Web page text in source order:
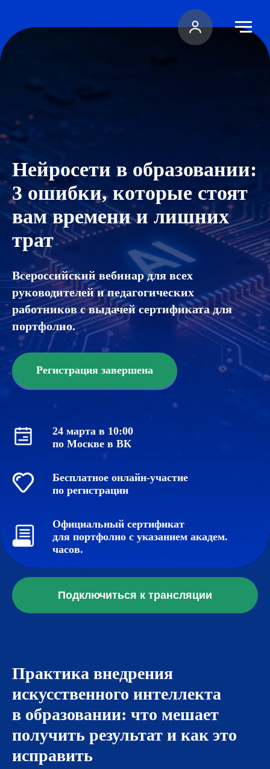
Нейросети в образовании:
3 ошибки, которые стоят
вам времени и лишних
трат
Всероссийский вебинар для всех
руководителей и педагогических
работников с выдачей сертификата для
портфолио.
Регистрация завершена
24 марта в 10:00
по Москве в ВК
Бесплатное онлайн-участие
по регистрации
Официальный сертификат
для портфолио с указанием академ.
часов.
Подключиться к трансляции
Практика внедрения
искусственного интеллекта
в образовании: что мешает
получить результат и как это
исправить